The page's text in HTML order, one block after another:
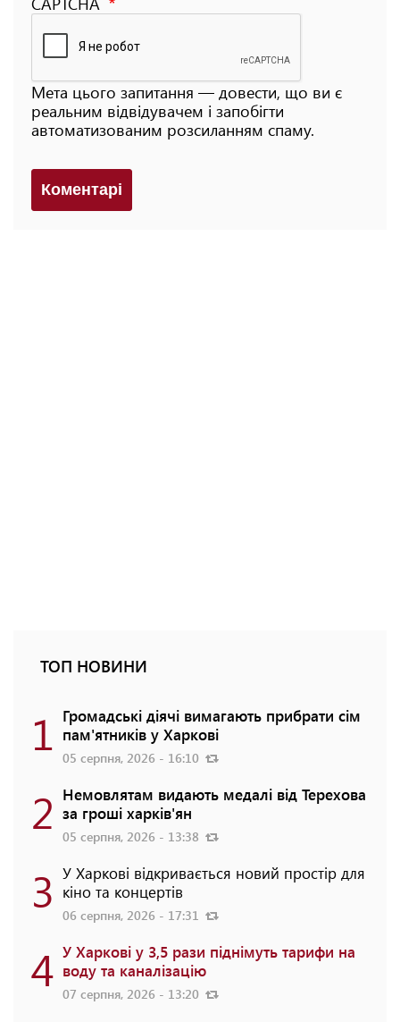
Мета цього запитання — довести, що ви є
реальним відвідувачем і запобігти
автоматизованим розсиланням спаму.
Коментарi
ТОП НОВИНИ
1 Громадські діячі вимагають прибрати сім
пам'ятників у Харкові
05 серпня, 2026 - 16:10
2 Немовлятам видають медалі від Терехова
за гроші харків'ян
05 серпня, 2026 - 13:38
3 У Харкові відкривається новий простір для
кіно та концертів
06 серпня, 2026 - 17:31
4 У Харкові у 3,5 рази піднімуть тарифи на
воду та каналізацію
07 серпня, 2026 - 13:20